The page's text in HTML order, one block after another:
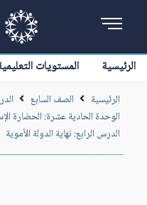
الرئيسية المستويات
الرئيسية الصف السابع
الوحدة الحادية عشرة: الحضارة
الدرس الرابع: نهاية الدولة الأموية